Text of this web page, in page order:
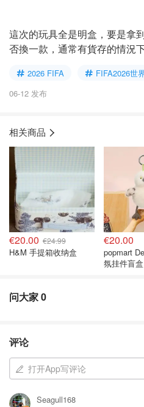
這次的玩具全是明盒，要是拿
否換一款，通常有貨存的情況
2026 FIFA
FIFA2026世
06-12 发布
相关商品
€20.00 €24.99
H&M 手提箱收纳盒
€20.00
popmart
氛挂件盲盒
问大家0
评论
打开App写评论
Seagull168